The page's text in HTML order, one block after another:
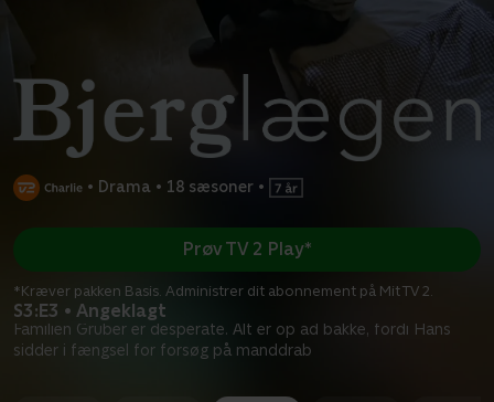
• Drama • 18 sæsoner •
S3:E3 • Angeklagt
Familien Gruber er desperate. Alt er op ad bakke, fordi Hans
sidder i fængsel for forsøg på manddrab
Prøv TV 2 Play*
*Kræver pakken Basis. Administrer dit abonnement på Mit TV 2.